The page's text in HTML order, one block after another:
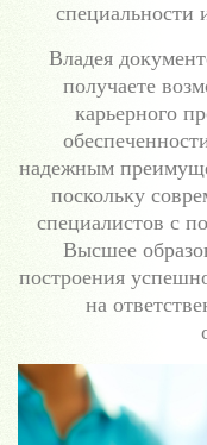
специальности
Владея
получаете
карьерного
надежным
поскольку
специалистов с
Высшее
построения
на